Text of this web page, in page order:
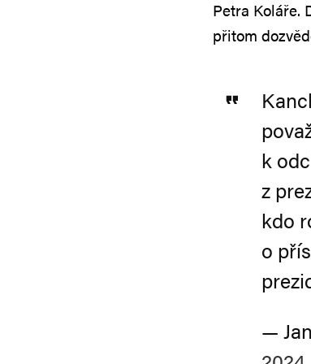
Petra Koláře.
přitom
k
z
kdo
o
—